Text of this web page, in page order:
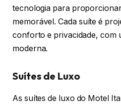
tecnologia para
memorável. Cada suíte é
conforto e privacidade, com
moderna.
Suítes de Luxo
As suítes de luxo do Motel